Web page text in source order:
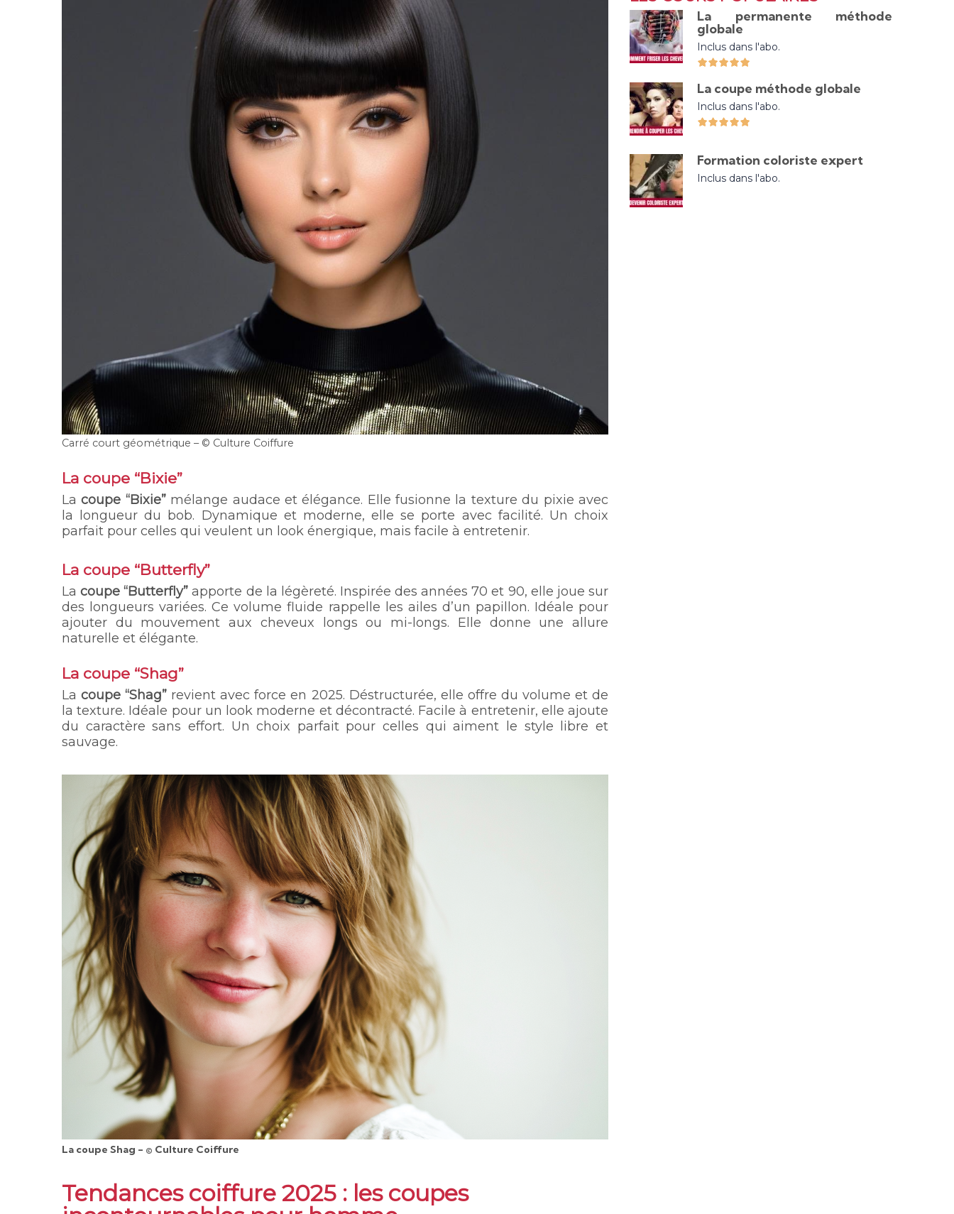
Carré court géométrique – © Culture Coiffure
La coupe “Bixie”
Lacoupe “Bixie”mélange audace et élégance. Elle fusionne la texture du pixie avec
la longueur du bob. Dynamique et moderne, elle se porte avec facilité. Un choix
parfait pour celles qui veulent un look énergique, mais facile à entretenir.
La coupe “Butterfly”
Lacoupe “Butterfly” apporte de la légèreté. Inspirée des années 70 et 90, elle joue sur
des longueurs variées. Ce volume fluide rappelle les ailes d’un papillon. Idéale pour
ajouter du mouvement aux cheveux longs ou mi-longs. Elle donne une allure
naturelle et élégante.
La coupe “Shag”
Lacoupe “Shag” revient avec force en 2025. Déstructurée, elle offre du volume et de
la texture. Idéale pour un look moderne et décontracté. Facile à entretenir, elle ajoute
du caractère sans effort. Un choix parfait pour celles qui aiment le style libre et
sauvage.
La coupe Shag - © Culture Coiffure
Tendances coiffure 2025 : les coupes
La permanente méthode
globale
Inclus dans l'abo.
La coupe méthode globale
Inclus dans l'abo.
Formation coloriste expert
Inclus dans l'abo.